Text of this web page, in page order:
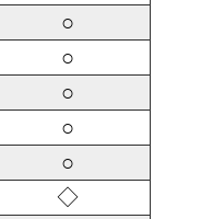
○
○
○
○
○
◇